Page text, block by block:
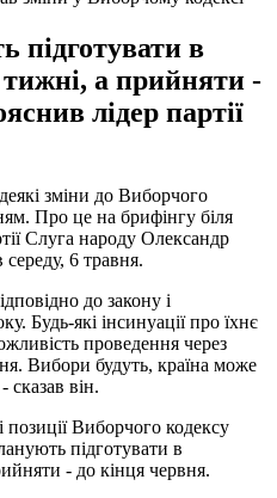
підготувати в
а прийняти -
лідер партії
зміни до Виборчого
Про це на брифінгу біля
Слуга народу Олександр
середу, 6 травня.
до закону і
Будь-які інсинуації про їхнє
проведення через
Вибори будуть, країна може
він.
Виборчого кодексу
підготувати в
- до кінця червня.